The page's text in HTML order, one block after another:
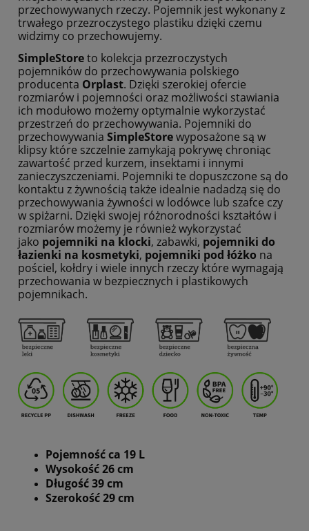
przechowywanych rzeczy. Pojemnik jest wykonany z
trwałego przezroczystego plastiku dzięki czemu
widzimy co przechowujemy.
SimpleStoreto kolekcja przezroczystych
pojemników do przechowywania polskiego
producenta Orplast. Dzięki szerokiej ofercie
rozmiarów i pojemności oraz możliwości stawiania
ich modułowo możemy optymalnie wykorzystać
przestrzeń do przechowywania. Pojemniki do
przechowywania SimpleStorewyposażone są w
klipsy które szczelnie zamykają pokrywę chroniąc
zawartość przed kurzem, insektami i innymi
zanieczyszczeniami. Pojemniki te dopuszczone są do
kontaktu z żywnością także idealnie nadadzą się do
przechowywania żywności w lodówce lub szafce czy
w spiżarni. Dzięki swojej różnorodności kształtów i
rozmiarów możemy je również wykorzystać
jako pojemniki na klocki, zabawki, pojemniki do
łazienki na kosmetyki, pojemniki pod łóżko na
pościel, kołdry i wiele innych rzeczy które wymagają
przechowania w bezpiecznych i plastikowych
pojemnikach.
Pojemność ca 19 L
Wysokość 26 cm
Długość 39 cm
Szerokość 29 cm